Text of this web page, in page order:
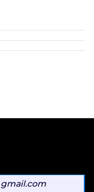
gmail.com